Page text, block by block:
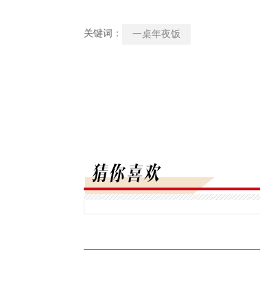
关键词： 一桌年夜饭